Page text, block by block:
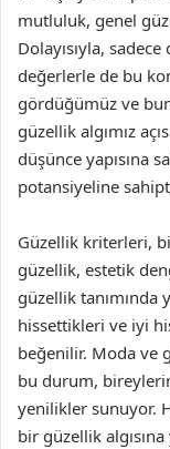
mutluluk, genel
Dolayısıyla,
değerlerle de bu
gördüğümüz ve
güzellik algımız
düşünce yapısına
potansiyeline
Güzellik kriterleri,
güzellik, estetik
güzellik
hissettikleri ve iyi
beğenilir. Moda ve
bu durum,
yenilikler sunuyor.
bir güzellik